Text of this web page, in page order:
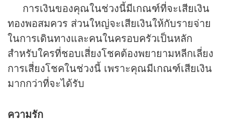
การเงินของคุณในช่วงนี้มีเกณฑ์ที่จะเสียเงิน
ทองพอสมควร ส่วนใหญ่จะเสียเงินให้กับรายจ่าย
ในการเดินทางและคนในครอบครัวเป็นหลัก
สำหรับใครที่ชอบเสี่ยงโชคต้องพยายามหลีกเลี่ยง
การเสี่ยงโชคในช่วงนี้ เพราะคุณมีเกณฑ์เสียเงิน
มากกว่าที่จะได้รับ
ความรัก